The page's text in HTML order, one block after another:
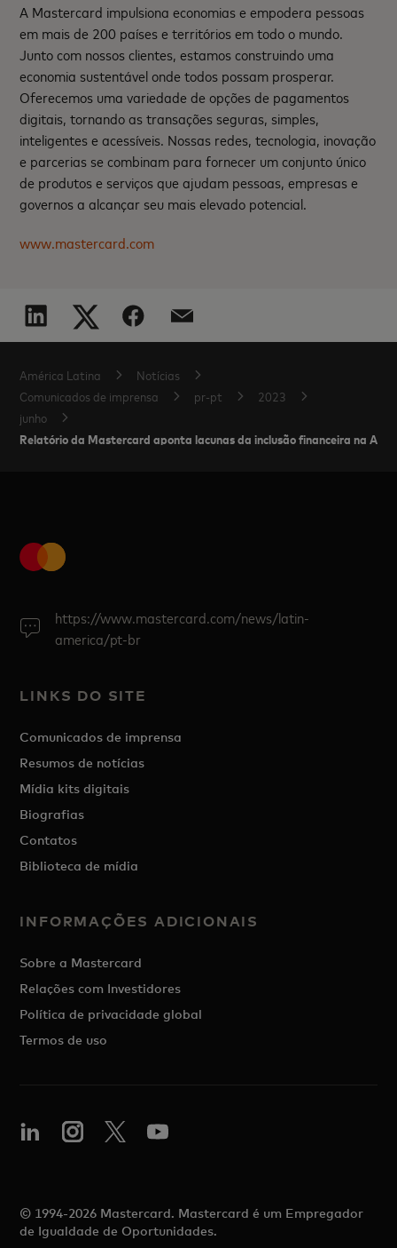
A Mastercard impulsiona economias e empodera pessoas
em mais de 200 países e territórios em todo o mundo.
Junto com nossos clientes, estamos construindo uma
economia sustentável onde todos possam prosperar.
Oferecemos uma variedade de opções de pagamentos
digitais, tornando as transações seguras, simples,
inteligentes e acessíveis. Nossas redes, tecnologia, inovação
e parcerias se combinam para fornecer um conjunto único
de produtos e serviços que ajudam pessoas, empresas e
governos a alcançar seu mais elevado potencial.
www.mastercard.com
América Latina
Notícias
Comunicados de imprensa
pr-pt
2023
junho
Relatório da Mastercard aponta lacunas da inclusão financeira na
https://www.mastercard.com/news/latin-
america/pt-br
LINKS DO SITE
Comunicados de imprensa
Resumos de notícias
Mídia kits digitais
Biografias
Contatos
Biblioteca de mídia
INFORMAÇÕES ADICIONAIS
Sobre a Mastercard
Relações com Investidores
Política de privacidade global
Termos de uso
© 1994-2026 Mastercard. Mastercard é um Empregador
de Igualdade de Oportunidades.